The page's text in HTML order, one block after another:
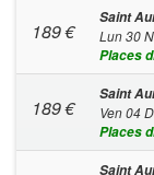
189€
Saint
Lun 30
Places
189€
Saint
Ven 04
Places
Saint